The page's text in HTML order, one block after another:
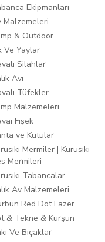
Ekipmanları
Malzemeleri
& Outdoor
Ve Yaylar
Silahlar
Avı
Tüfekler
Malzemeleri
Fişek
ve Kutular
Mermiler | Kurusıkı
Mermileri
Tabancalar
Av Malzemeleri
Red Dot Lazer
& Tekne & Kurşun
Ve Bıçaklar